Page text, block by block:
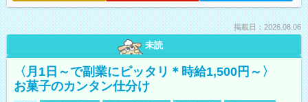
掲載日：2026.08.06
未読
〈月1日～で副業にピッタリ＊時給1,500円～〉
お菓子のカンタン仕分け